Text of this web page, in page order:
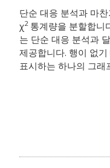
단순 대응 분석과 마
χ2통계량을 분할합니
는 단순 대응 분석과
제공합니다. 행이 없
표시하는 하나의 그래